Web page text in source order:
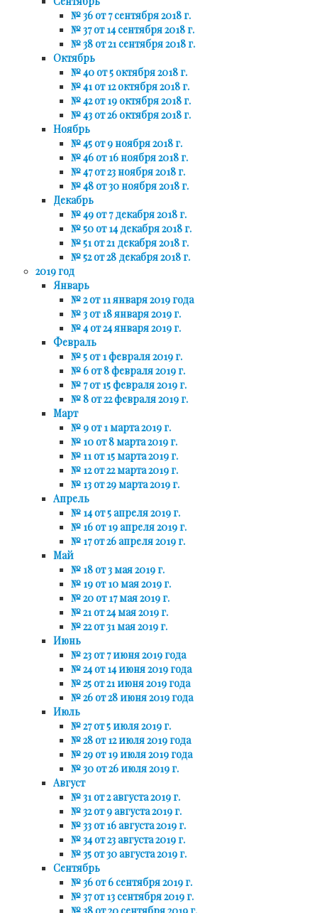
№ 36 от 7 сентября 2018 г.
№ 37 от 14 сентября 2018 г.
№ 38 от 21 сентября 2018 г.
Октябрь
№ 40 от 5 октября 2018 г.
№ 41 от 12 октября 2018 г.
№ 42 от 19 октября 2018 г.
№ 43 от 26 октября 2018 г.
Ноябрь
№ 45 от 9 ноября 2018 г.
№ 46 от 16 ноября 2018 г.
№ 47 от 23 ноября 2018 г.
№ 48 от 30 ноября 2018 г.
Декабрь
№ 49 от 7 декабря 2018 г.
№ 50 от 14 декабря 2018 г.
№ 51 от 21 декабря 2018 г.
№ 52 от 28 декабря 2018 г.
2019 год
Январь
№ 2 от 11 января 2019 года
№ 3 от 18 января 2019 г.
№ 4 от 24 января 2019 г.
Февраль
№ 5 от 1 февраля 2019 г.
№ 6 от 8 февраля 2019 г.
№ 7 от 15 февраля 2019 г.
№ 8 от 22 февраля 2019 г.
Март
№ 9 от 1 марта 2019 г.
№ 10 от 8 марта 2019 г.
№ 11 от 15 марта 2019 г.
№ 12 от 22 марта 2019 г.
№ 13 от 29 марта 2019 г.
Апрель
№ 14 от 5 апреля 2019 г.
№ 16 от 19 апреля 2019 г.
№ 17 от 26 апреля 2019 г.
Май
№ 18 от 3 мая 2019 г.
№ 19 от 10 мая 2019 г.
№ 20 от 17 мая 2019 г.
№ 21 от 24 мая 2019 г.
№ 22 от 31 мая 2019 г.
Июнь
№ 23 от 7 июня 2019 года
№ 24 от 14 июня 2019 года
№ 25 от 21 июня 2019 года
№ 26 от 28 июня 2019 года
Июль
№ 27 от 5 июля 2019 г.
№ 28 от 12 июля 2019 года
№ 29 от 19 июля 2019 года
№ 30 от 26 июля 2019 г.
Август
№ 31 от 2 августа 2019 г.
№ 32 от 9 августа 2019 г.
№ 33 от 16 августа 2019 г.
№ 34 от 23 августа 2019 г.
№ 35 от 30 августа 2019 г.
Сентябрь
№ 36 от 6 сентября 2019 г.
№ 37 от 13 сентября 2019 г.